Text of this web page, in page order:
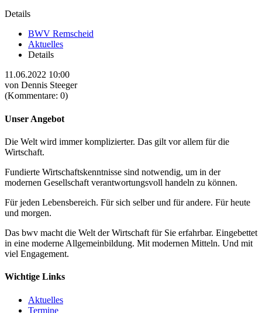
Details
BWV Remscheid
Aktuelles
Details
11.06.2022 10:00
von Dennis Steeger
(Kommentare: 0)
Unser Angebot
Die Welt wird immer komplizierter. Das gilt vor allem für die
Wirtschaft.
Fundierte Wirtschaftskenntnisse sind notwendig, um in der
modernen Gesellschaft verantwortungsvoll handeln zu können.
Für jeden Lebensbereich. Für sich selber und für andere. Für heute
und morgen.
Das bwv macht die Welt der Wirtschaft für Sie erfahrbar. Eingebettet
in eine moderne Allgemeinbildung. Mit modernen Mitteln. Und mit
viel Engagement.
Wichtige Links
Aktuelles
Termine